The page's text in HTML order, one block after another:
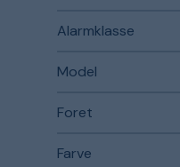
Alarmklasse
Model
Foret
Farve